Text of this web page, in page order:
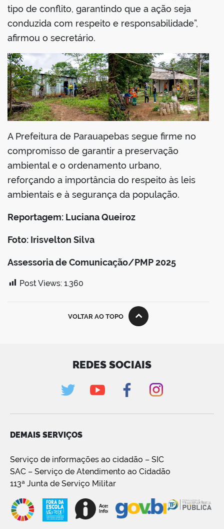
tipo de conflito, garantindo que a ação seja
conduzida com respeito e responsabilidade”,
afirmou o secretário.
A Prefeitura de Parauapebas segue firme no
compromisso de garantir a preservação
ambiental e o ordenamento urbano,
reforçando a importância do respeito às leis
ambientais e à segurança da população.
Reportagem: Luciana Queiroz
Foto: Irisvelton Silva
Assessoria de Comunicação/PMP 2025
Post Views: 1.360
VOLTAR AO TOPO
REDES SOCIAIS
DEMAIS SERVIÇOS
Serviço de informações ao cidadão – SIC
SAC – Serviço de Atendimento ao Cidadão
113ª Junta de Serviço Militar